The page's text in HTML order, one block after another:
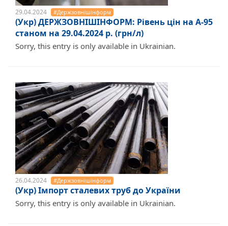
29.04.2024 #Держзовнішінформ
(Укр) ДЕРЖЗОВНІШІНФОРМ: Рівень цін на А-95
станом на 29.04.2024 р. (грн/л)
Sorry, this entry is only available in Ukrainian.
26.04.2024 #Держзовнішінформ
(Укр) Імпорт сталевих труб до України
Sorry, this entry is only available in Ukrainian.